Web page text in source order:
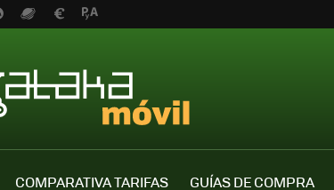
COMPARATIVA TARIFAS
GUÍAS DE COMPRA